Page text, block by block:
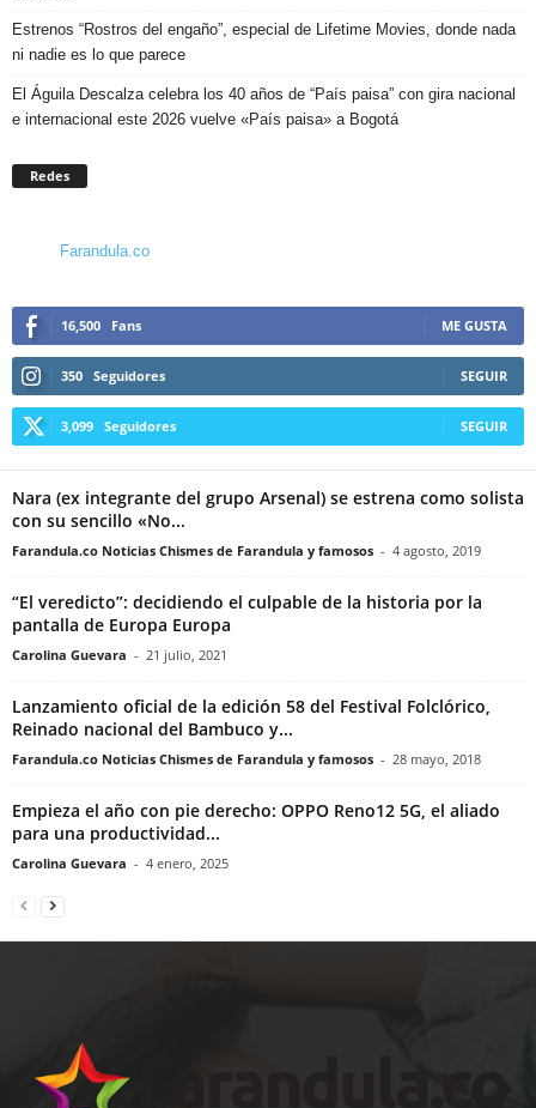
Estrenos “Rostros del engaño”, especial de Lifetime Movies, donde nada
ni nadie es lo que parece
El Águila Descalza celebra los 40 años de “País paisa” con gira nacional
e internacional este 2026 vuelve «País paisa» a Bogotá
Redes
Farandula.co
16,500 Fans ME GUSTA
350 Seguidores SEGUIR
3,099 Seguidores SEGUIR
Nara (ex integrante del grupo Arsenal) se estrena como solista
con su sencillo «No...
Farandula.co Noticias Chismes de Farandula y famosos - 4 agosto, 2019
“El veredicto”: decidiendo el culpable de la historia por la
pantalla de Europa Europa
Carolina Guevara - 21 julio, 2021
Lanzamiento oficial de la edición 58 del Festival Folclórico,
Reinado nacional del Bambuco y...
Farandula.co Noticias Chismes de Farandula y famosos - 28 mayo, 2018
Empieza el año con pie derecho: OPPO Reno12 5G, el aliado
para una productividad...
Carolina Guevara - 4 enero, 2025